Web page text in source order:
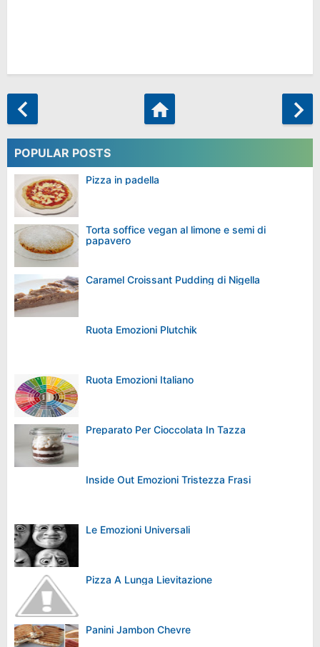
POPULAR POSTS
Pizza in padella
Torta soffice vegan al limone e semi di
papavero
Caramel Croissant Pudding di Nigella
Ruota Emozioni Plutchik
Ruota Emozioni Italiano
Preparato Per Cioccolata In Tazza
Inside Out Emozioni Tristezza Frasi
Le Emozioni Universali
Pizza A Lunga Lievitazione
Panini Jambon Chevre